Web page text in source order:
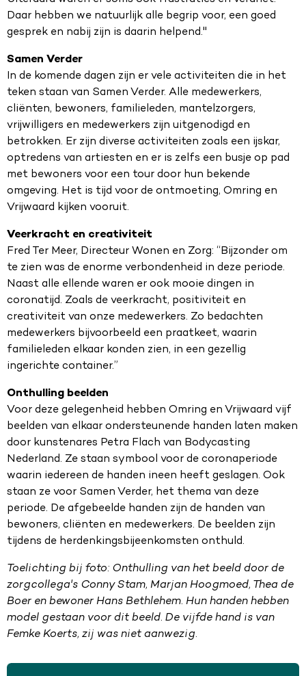
Daar hebben we natuurlijk alle begrip voor, een goed
gesprek en nabij zijn is daarin helpend."
Samen Verder
In de komende dagen zijn er vele activiteiten die in het
teken staan van Samen Verder. Alle medewerkers,
cliënten, bewoners, familieleden, mantelzorgers,
vrijwilligers en medewerkers zijn uitgenodigd en
betrokken. Er zijn diverse activiteiten zoals een ijskar,
optredens van artiesten en er is zelfs een busje op pad
met bewoners voor een tour door hun bekende
omgeving. Het is tijd voor de ontmoeting, Omring en
Vrijwaard kijken vooruit.
Veerkracht en creativiteit
Fred Ter Meer, Directeur Wonen en Zorg: “Bijzonder om
te zien was de enorme verbondenheid in deze periode.
Naast alle ellende waren er ook mooie dingen in
coronatijd. Zoals de veerkracht, positiviteit en
creativiteit van onze medewerkers. Zo bedachten
medewerkers bijvoorbeeld een praatkeet, waarin
familieleden elkaar konden zien, in een gezellig
ingerichte container.”
Onthulling beelden
Voor deze gelegenheid hebben Omring en Vrijwaard vijf
beelden van elkaar ondersteunende handen laten maken
door kunstenares Petra Flach van Bodycasting
Nederland. Ze staan symbool voor de coronaperiode
waarin iedereen de handen ineen heeft geslagen. Ook
staan ze voor Samen Verder, het thema van deze
periode. De afgebeelde handen zijn de handen van
bewoners, cliënten en medewerkers. De beelden zijn
tijdens de herdenkingsbijeenkomsten onthuld.
Toelichting bij foto: Onthulling van het beeld door de
zorgcollega's Conny Stam, Marjan Hoogmoed, Thea de
Boer en bewoner Hans Bethlehem. Hun handen hebben
model gestaan voor dit beeld. De vijfde hand is van
Femke Koerts, zij was niet aanwezig.